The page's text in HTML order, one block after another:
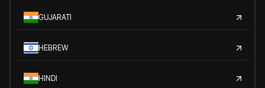
GUJARATI
HEBREW
HINDI